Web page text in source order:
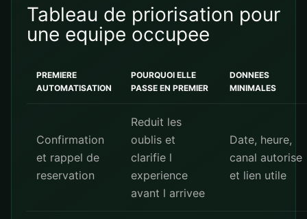
Tableau de priorisation pour
une equipe occupee
PREMIERE
AUTOMATISATION
POURQUOI ELLE
PASSE EN PREMIER
DONNEES
MINIMALES
Confirmation
et rappel de
reservation
Reduit les
oublis et
clarifie l
experience
avant l arrivee
Date, heure,
canal autorise
et lien utile